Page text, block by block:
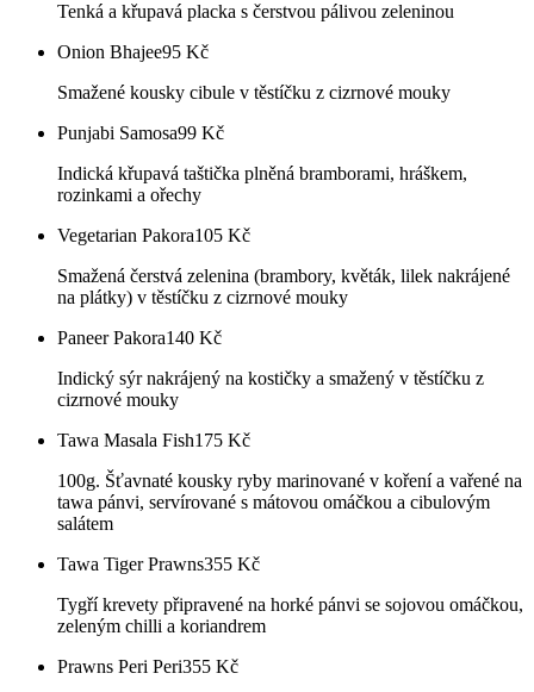
Tenká a křupavá placka s čerstvou pálivou zeleninou
Onion Bhajee95 Kč
Smažené kousky cibule v těstíčku z cizrnové mouky
Punjabi Samosa99 Kč
Indická křupavá taštička plněná bramborami, hráškem,
rozinkami a ořechy
Vegetarian Pakora105 Kč
Smažená čerstvá zelenina (brambory, květák, lilek nakrájené
na plátky) v těstíčku z cizrnové mouky
Paneer Pakora140 Kč
Indický sýr nakrájený na kostičky a smažený v těstíčku z
cizrnové mouky
Tawa Masala Fish175 Kč
100g. Šťavnaté kousky ryby marinované v koření a vařené na
tawa pánvi, servírované s mátovou omáčkou a cibulovým
salátem
Tawa Tiger Prawns355 Kč
Tygří krevety připravené na horké pánvi se sojovou omáčkou,
zeleným chilli a koriandrem
Prawns Peri Peri355 Kč